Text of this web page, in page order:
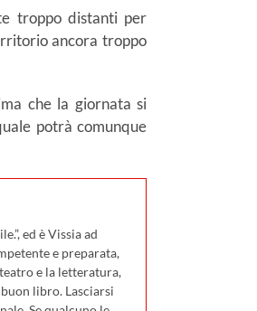
troppo distanti per
ancora troppo
che la giornata si
potrà comunque
ed è Vissia ad
e preparata,
e la letteratura,
libro. Lasciarsi